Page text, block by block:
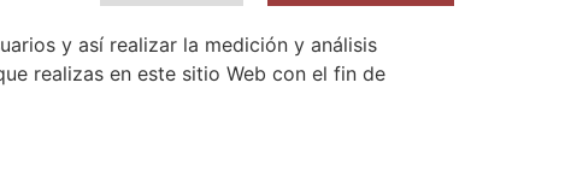
y así realizar la medición y análisis
realizas en este sitio Web con el fin de